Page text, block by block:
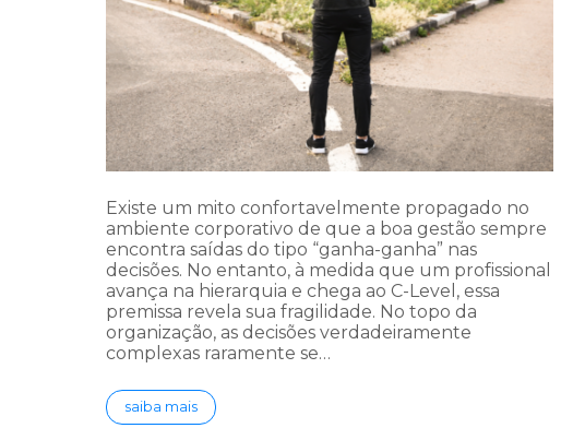
Existe um mito confortavelmente propagado no
ambiente corporativo de que a boa gestão sempre
encontra saídas do tipo “ganha-ganha” nas
decisões. No entanto, à medida que um profissional
avança na hierarquia e chega ao C-Level, essa
premissa revela sua fragilidade. No topo da
organização, as decisões verdadeiramente
complexas raramente se…
saiba mais